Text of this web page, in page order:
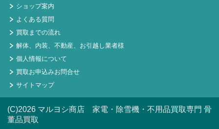
ショップ案内
よくある質問
買取までの流れ
解体、内装、不動産、お引越し業者様
個人情報について
買取お申込みお問合せ
サイトマップ
(C)2026 マルヨシ商店 家電・除雪機・不用品買取専門 骨
董品買取